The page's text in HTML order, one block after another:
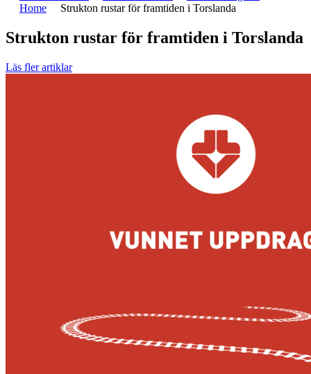
Home
Strukton rustar för framtiden i Torslanda
Strukton rustar för framtiden i Torslanda
Läs fler artiklar